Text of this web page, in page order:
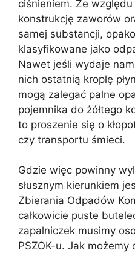
ciśnieniem. Ze
konstrukcję zaworów
samej substancji,
klasyfikowane jako
Nawet jeśli wydaje
nich ostatnią kroplę
mogą zalegać palne
pojemnika do żółtego
to proszenie się o
czy transportu śmieci.
Gdzie więc powinny
słusznym kierunkiem
Zbierania Odpadów
całkowicie puste
zapalniczek musimy
PSZOK-u. Jak